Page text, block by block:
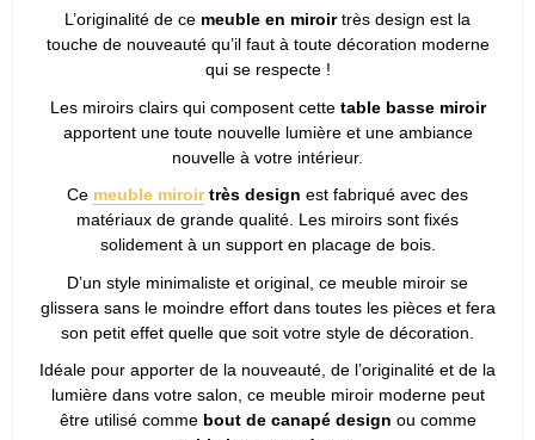
L’originalité de ce meuble en miroirtrès design est la
touche de nouveauté qu’il faut à toute décoration moderne
qui se respecte !
Les miroirs clairs qui composent cette table basse miroir
apportent une toute nouvelle lumière et une ambiance
nouvelle à votre intérieur.
Ce meuble miroirtrès design est fabriqué avec des
matériaux de grande qualité. Les miroirs sont fixés
solidement à un support en placage de bois.
D’un style minimaliste et original, ce meuble miroir se
glissera sans le moindre effort dans toutes les pièces et fera
son petit effet quelle que soit votre style de décoration.
Idéale pour apporter de la nouveauté, de l’originalité et de la
lumière dans votre salon, ce meuble miroir moderne peut
être utilisé comme bout de canapé design ou comme